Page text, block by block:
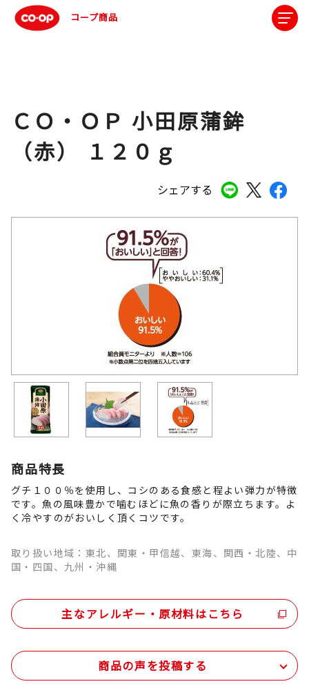
コープ商品
シェアする
ＣＯ・ＯＰ 小田原蒲鉾
（赤） １２０ｇ
商品特長
グチ１００％を使用し、コシのある食感と程よい弾力が特徴
です。魚の風味豊かで噛むほどに魚の香りが際立ちます。よ
く冷やすのがおいしく頂くコツです。
取り扱い地域：東北、関東・甲信越、東海、関西・北陸、中
国・四国、九州・沖縄
主なアレルギー・原材料はこちら
商品の声を投稿する